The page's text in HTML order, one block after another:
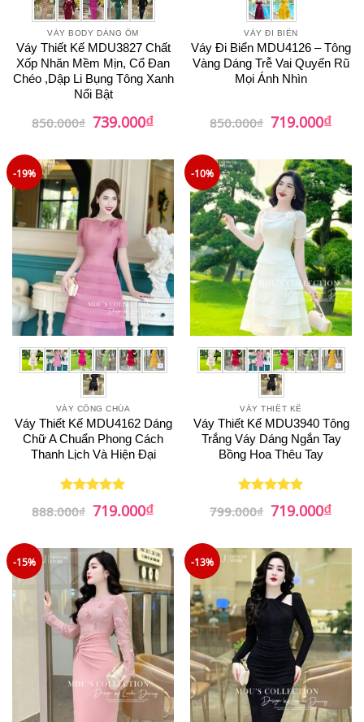
VÁY BODY DÁNG ÔM
Váy Thiết Kế MDU3827 Chất
Xốp Nhăn Mềm Mịn, Cổ Đan
Chéo ,Dập Li Bụng Tông Xanh
Nổi Bật
850.000₫ Giá
gốc
739.000₫Giá
hiện
739.000₫.
VÁY ĐI BIỂN
Váy Đi Biển MDU4126 – Tông
Vàng Dáng Trễ Vai Quyến Rũ
Mọi Ánh Nhìn
850.000₫ Giá
gốc
719.000₫Giá
hiện
-19%
VÁY CÔNG CHÚA
Váy Thiết Kế MDU4162 Dáng
Chữ A Chuẩn Phong Cách
Thanh Lịch Và Hiện Đại
Được xếp
hạng
55
888.000₫ Giá
gốc
719.000₫Giá
hiện
719.000₫.
-10%
VÁY THIẾT KẾ
Váy Thiết Kế MDU3940 Tông
Trắng Váy Dáng Ngắn Tay
Bồng Hoa Thêu Tay
Được xếp
hạng
55
799.000₫ Giá
gốc
719.000₫Giá
hiện
-15% -13%